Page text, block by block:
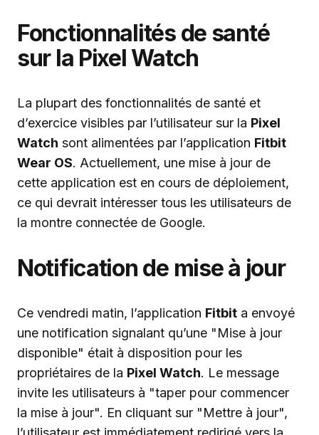
Fonctionnalités de santé
sur la Pixel Watch
La plupart des fonctionnalités de santé et
d’exercice visibles par l’utilisateur sur la Pixel
Watch sont alimentées par l’application Fitbit
Wear OS. Actuellement, une mise à jour de
cette application est en cours de déploiement,
ce qui devrait intéresser tous les utilisateurs de
la montre connectée de Google.
Notification de mise à jour
Ce vendredi matin, l’application Fitbit a envoyé
une notification signalant qu’une "Mise à jour
disponible" était à disposition pour les
propriétaires de la Pixel Watch. Le message
invite les utilisateurs à "taper pour commencer
la mise à jour". En cliquant sur "Mettre à jour",